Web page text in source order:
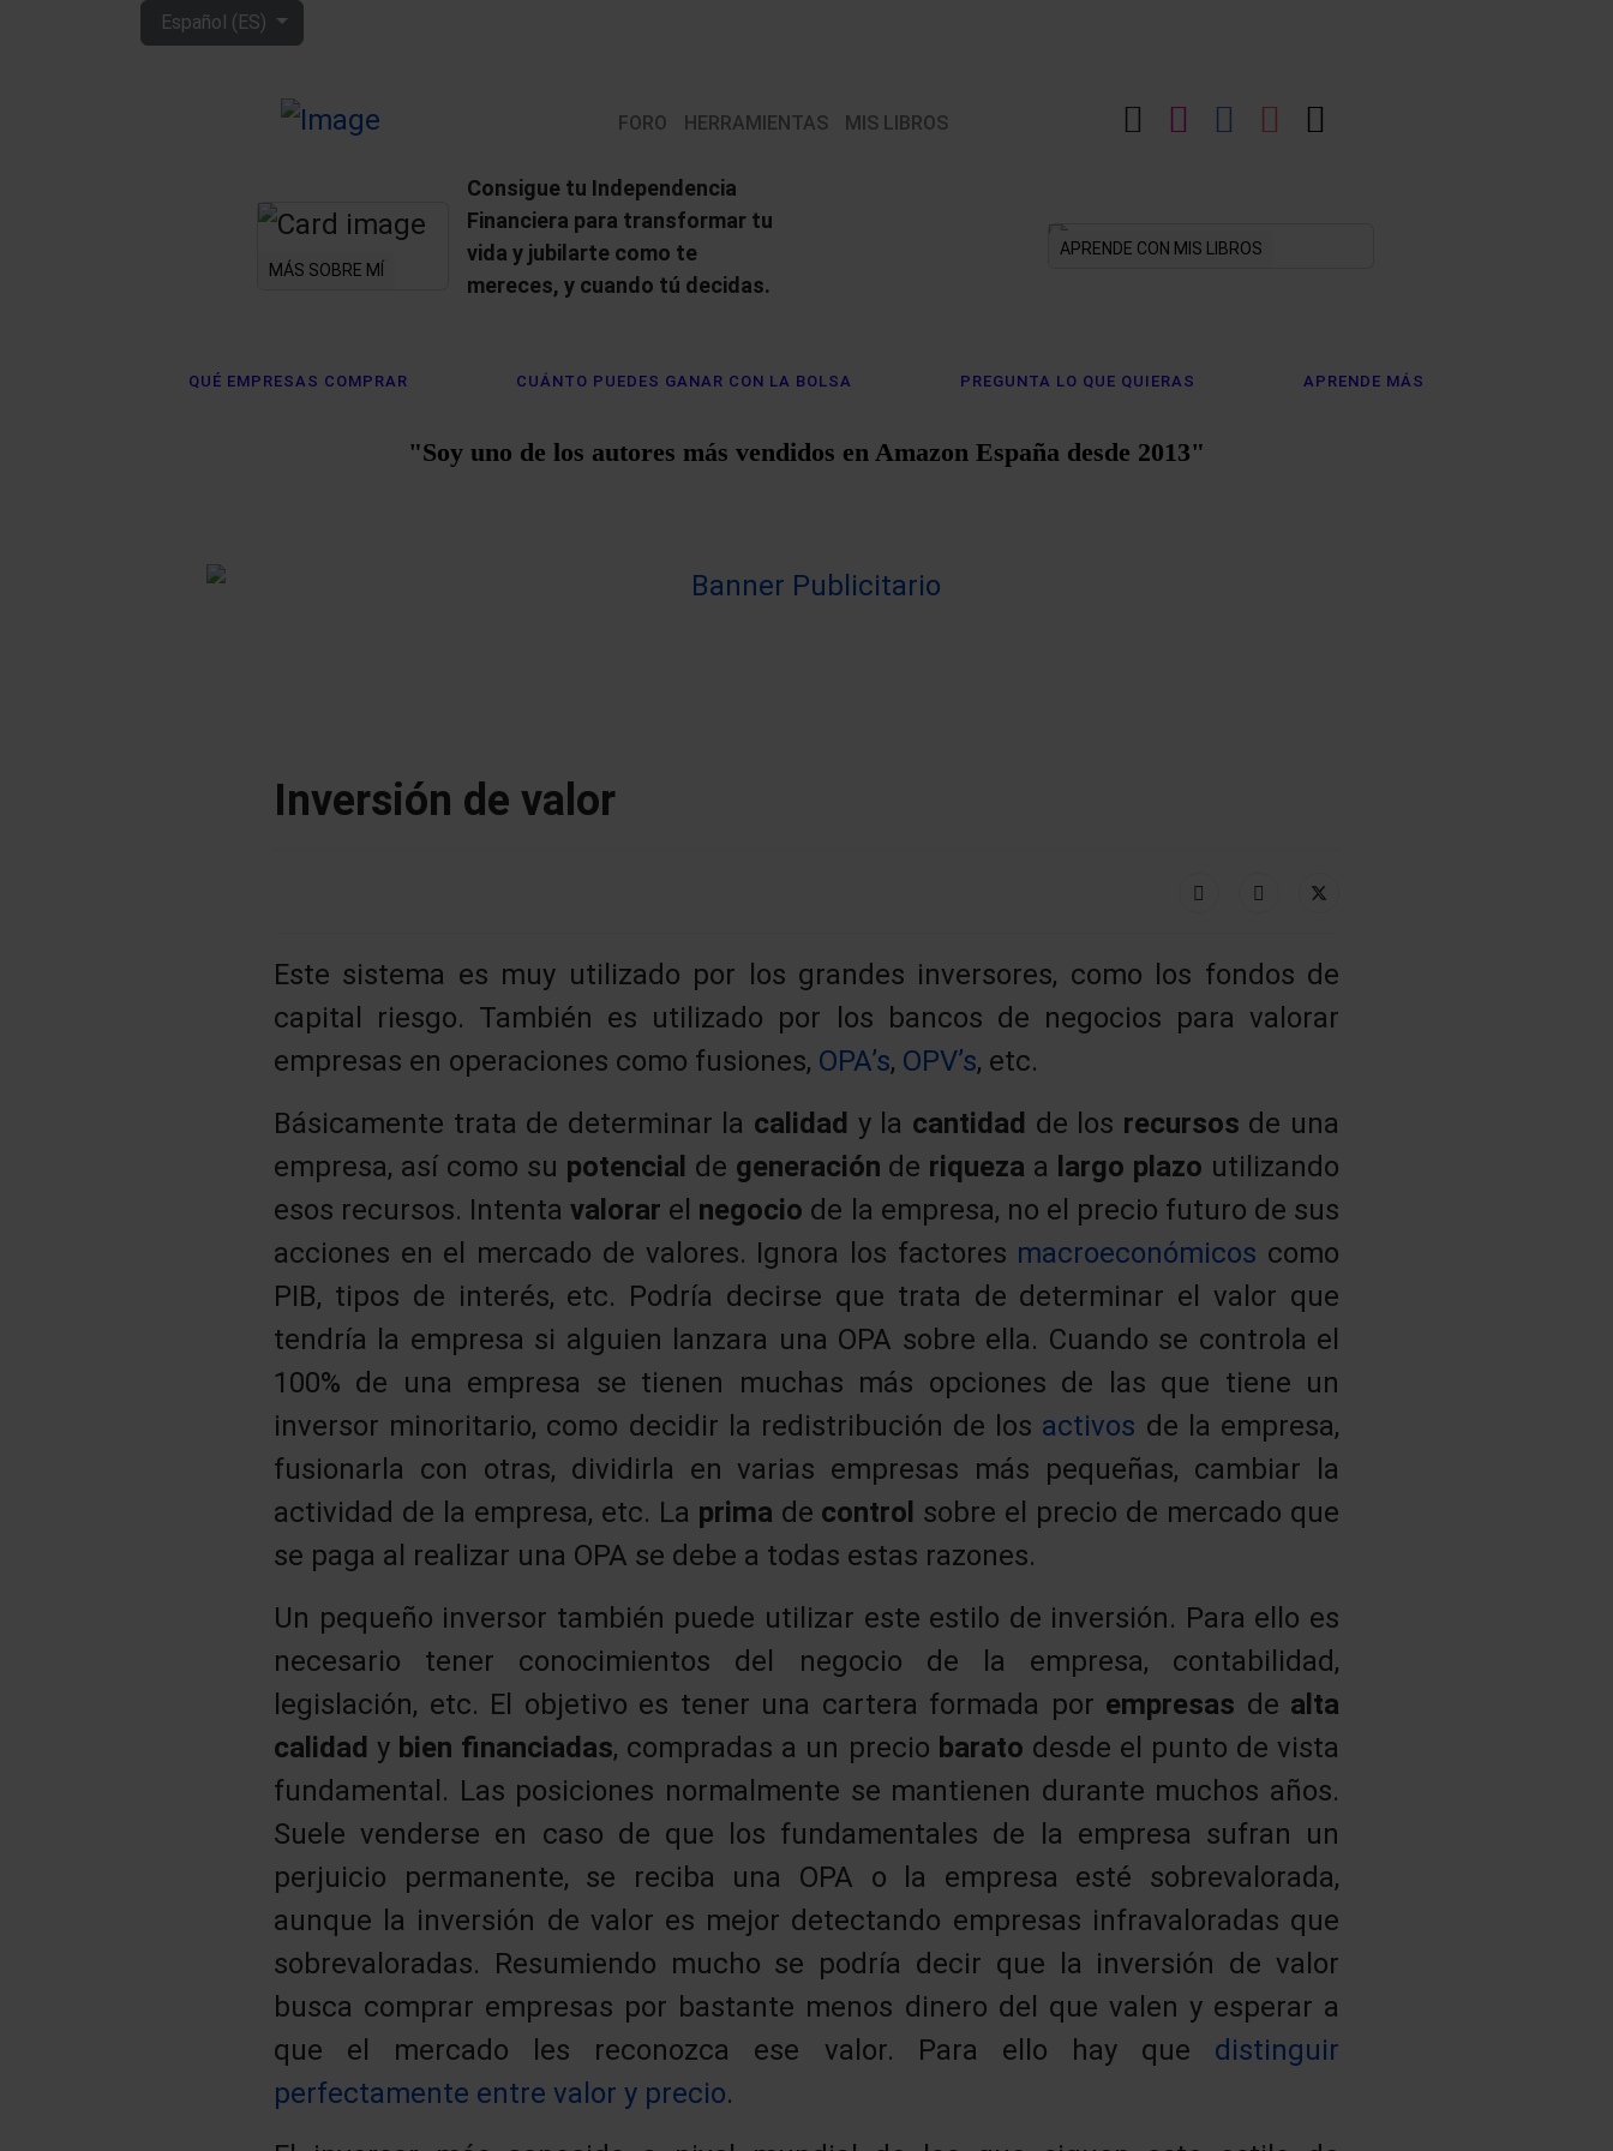
Seleccione su idioma
Español (ES)
LinkedIn
Instagram
Facebook
YouTube
FORO HERRAMIENTAS MIS LIBROS
MÁS SOBRE MÍ
Consigue tu Independencia
Financiera para transformar tu
vida y jubilarte como te
mereces, y cuando tú decidas.
APRENDE CON MIS LIBROS
QUÉ EMPRESAS COMPRAR CUÁNTO PUEDES GANAR CON LA BOLSA PREGUNTA LO QUE QUIERAS APRENDE MÁS
"Soy uno de los autores más vendidos en Amazon España desde 2013"
Inversión de valor
Este sistema es muy utilizado por los grandes inversores, como los fondos de
capital riesgo. También es utilizado por los bancos de negocios para valorar
empresas en operaciones como fusiones, OPA’s, OPV’s, etc.
Básicamente trata de determinar la calidad y la cantidad de los recursos de una
empresa, así como su potencial de generación de riqueza a largo plazo utilizando
esos recursos. Intentavalorar el negocio de la empresa, no el precio futuro de sus
acciones en el mercado de valores. Ignora los factores macroeconómicos como
PIB, tipos de interés, etc. Podría decirse que trata de determinar el valor que
tendría la empresa si alguien lanzara una OPA sobre ella. Cuando se controla el
100% de una empresa se tienen muchas más opciones de las que tiene un
inversor minoritario, como decidir la redistribución de los activos de la empresa,
fusionarla con otras, dividirla en varias empresas más pequeñas, cambiar la
actividad de la empresa, etc. La prima de control sobre el precio de mercado que
se paga al realizar una OPA se debe a todas estas razones.
Un pequeño inversor también puede utilizar este estilo de inversión. Para ello es
necesario tener conocimientos del negocio de la empresa, contabilidad,
legislación, etc. El objetivo es tener una cartera formada por empresas de alta
calidady bien financiadas, compradas a un precio barato desde el punto de vista
fundamental. Las posiciones normalmente se mantienen durante muchos años.
Suele venderse en caso de que los fundamentales de la empresa sufran un
perjuicio permanente, se reciba una OPA o la empresa esté sobrevalorada,
aunque la inversión de valor es mejor detectando empresas infravaloradas que
sobrevaloradas. Resumiendo mucho se podría decir que la inversión de valor
busca comprar empresas por bastante menos dinero del que valen y esperar a
que el mercado les reconozca ese valor. Para ello hay que distinguir
perfectamente entre valor y precio.